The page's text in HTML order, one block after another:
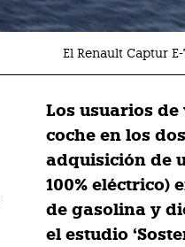
El Renault Captur
Los usuarios
coche en los
adquisición de
100% eléctrico)
de gasolina y
el estudio